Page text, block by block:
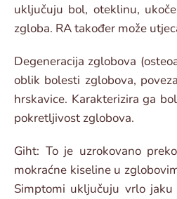
uključuju bol, oteklinu,
zgloba. RA također može
Degeneracija zglobova
oblik bolesti zglobova,
hrskavice. Karakterizira ga
pokretljivost zglobova.
Giht: To je uzrokovano
mokraćne kiseline u
Simptomi uključuju vrlo